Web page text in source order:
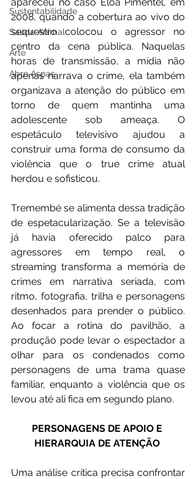
Sustentabilidade
Saúde Animal
Arte
Abre Aspas
2008, quando a cobertura ao vivo do
sequestro colocou o agressor no
centro da cena pública. Naquelas
horas de transmissão, a mídia não
apenas narrava o crime, ela também
organizava a atenção do público em
torno de quem mantinha uma
adolescente sob ameaça. O
espetáculo televisivo ajudou a
construir uma forma de consumo da
violência que o true crime atual
herdou e sofisticou.
Tremembé se alimenta dessa tradição
de espetacularização. Se a televisão
já havia oferecido palco para
agressores em tempo real, o
streaming transforma a memória de
crimes em narrativa seriada, com
ritmo, fotografia, trilha e personagens
desenhados para prender o público.
Ao focar a rotina do pavilhão, a
produção pode levar o espectador a
olhar para os condenados como
personagens de uma trama quase
familiar, enquanto a violência que os
levou até ali fica em segundo plano.
PERSONAGENS DE APOIO E
HIERARQUIA DE ATENÇÃO
Uma análise crítica precisa confrontar